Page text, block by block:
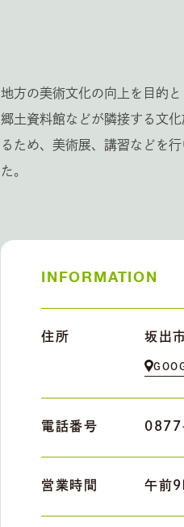
地方の美術文化の向上を目的
郷土資料館などが隣接する文
るため、美術展、講習などを
た。
INFORMATION
住所 坂出
電話番号
営業時間 午前